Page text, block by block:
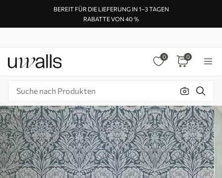
BEREIT FÜR DIE LIEFERUNG IN 1–3 TAGEN
RABATTE VON 40 %
0 0